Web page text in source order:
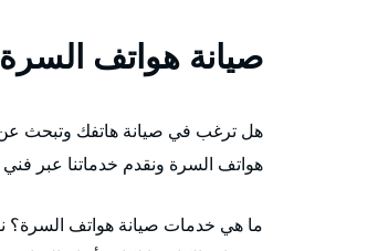
صيانة هواتف السرة
هل ترغب في صيانة هاتفك وتبحث
هواتف السرة ونقدم خدماتنا عبر
ما هي خدمات صيانة هواتف السرة؟